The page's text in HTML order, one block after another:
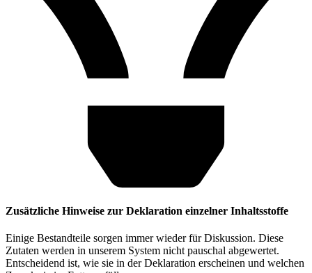
Zusätzliche Hinweise zur Deklaration einzelner Inhaltsstoffe
Einige Bestandteile sorgen immer wieder für Diskussion. Diese
Zutaten werden in unserem System nicht pauschal abgewertet.
Entscheidend ist, wie sie in der Deklaration erscheinen und welchen